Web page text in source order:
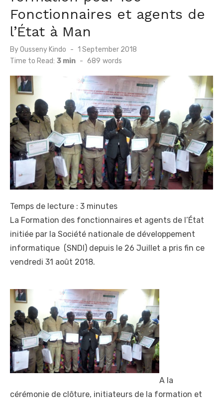
Fonctionnaires et agents de
l’État à Man
ByOusseny Kindo
Posted
1 September 2018
Time to Read: 3 min - 689 words
Temps de lecture : 3 minutes
La Formation des fonctionnaires et agents de l’État
initiée par la Société nationale de développement
informatique (SNDI) depuis le 26 Juillet a pris fin ce
vendredi 31 août 2018.
A la
cérémonie de clôture, initiateurs de la formation et